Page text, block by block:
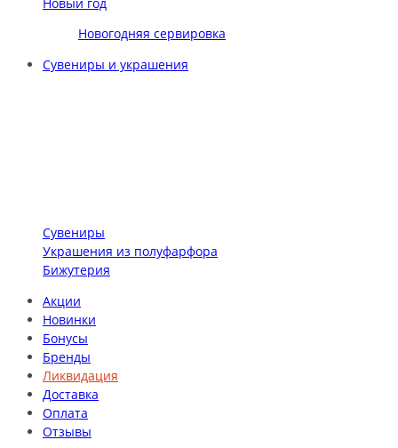
Новогодняя сервировка
Сувениры и украшения
Сувениры
Украшения из полуфарфора
Бижутерия
Акции
Новинки
Бонусы
Бренды
Ликвидация
Доставка
Оплата
Отзывы